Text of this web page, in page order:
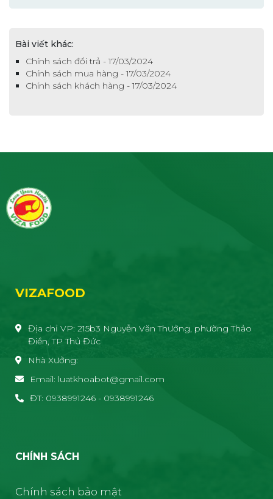
Bài viết khác:
Chính sách đổi trả - 17/03/2024
Chính sách mua hàng - 17/03/2024
Chính sách khách hàng - 17/03/2024
VIZAFOOD
Địa chỉ VP: 215b3 Nguyễn Văn Thưởng, phường Thảo
Điền, TP Thủ Đức
Nhà Xưởng:
Email: luatkhoabot@gmail.com
ĐT: 0938991246 - 0938991246
CHÍNH SÁCH
Chính sách bảo mật